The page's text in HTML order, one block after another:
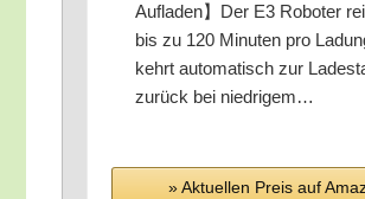
Aufladen】Der E3 Robo­ter
bis zu 120 Minu­ten pro
kehrt auto­ma­tisch zur
zurück bei niedrigem…
» Aktu­el­len Preis auf